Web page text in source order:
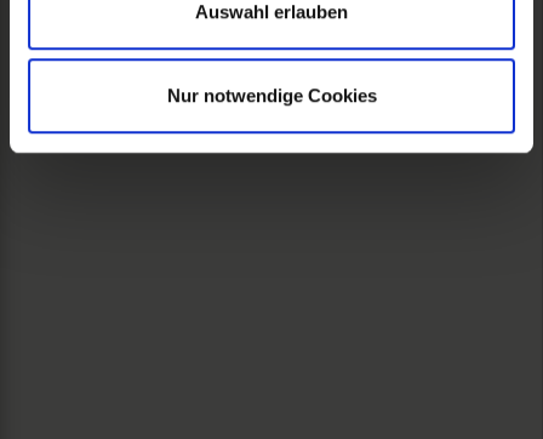
Auswahl erlauben
Nur notwendige Cookies